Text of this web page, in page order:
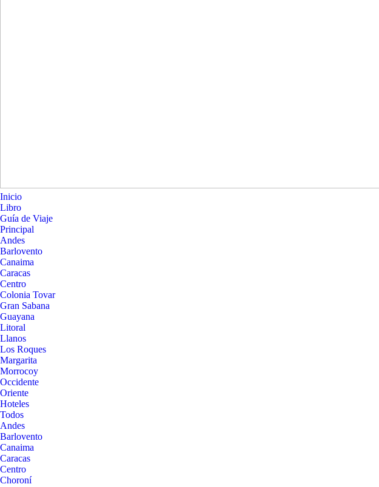
Inicio
Libro
Guía de Viaje
Principal
Andes
Barlovento
Canaima
Caracas
Centro
Colonia Tovar
Gran Sabana
Guayana
Litoral
Llanos
Los Roques
Margarita
Morrocoy
Occidente
Oriente
Hoteles
Todos
Andes
Barlovento
Canaima
Caracas
Centro
Choroní